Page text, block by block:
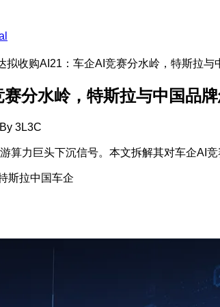
拟收购AI21：车企AI竞赛分水岭，特斯拉与
分水岭，特斯拉与中国品
By 3L3C
算力巨头下沉信号。本文拆解其对车企AI
斯拉中国车企